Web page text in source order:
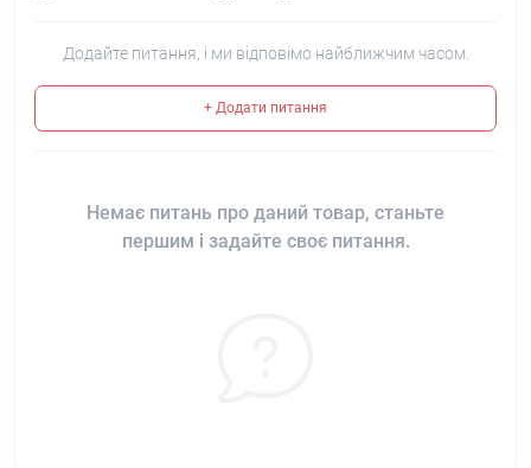
Додайте питання, і ми відповімо найближчим часом.
+ Додати питання
Немає питань про даний товар, станьте
першим і задайте своє питання.